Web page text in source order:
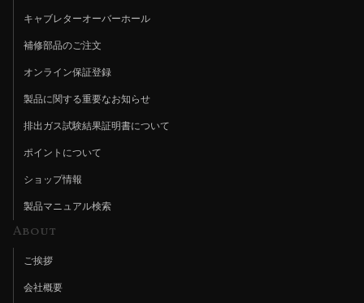
キャブレターオーバーホール
補修部品のご注文
オンライン保証登録
製品に関する重要なお知らせ
排出ガス試験結果証明書について
ポイントについて
ショップ情報
製品マニュアル検索
About
ご挨拶
会社概要